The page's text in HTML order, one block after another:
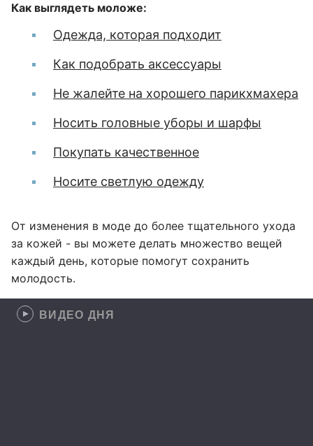
Как выглядеть моложе:
Одежда, которая подходит
Как подобрать аксессуары
Не жалейте на хорошего парикхмахера
Носить головные уборы и шарфы
Покупать качественное
Носите светлую одежду
От изменения в моде до более тщательного ухода
за кожей - вы можете делать множество вещей
каждый день, которые помогут сохранить
молодость.
ВИДЕО ДНЯ